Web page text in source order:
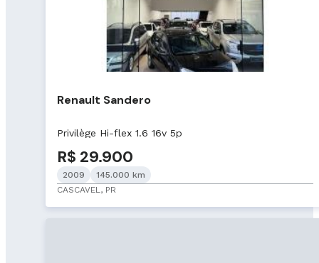
Renault Sandero
Privilège Hi-flex 1.6 16v 5p
R$ 29.900
2009
145.000 km
CASCAVEL, PR